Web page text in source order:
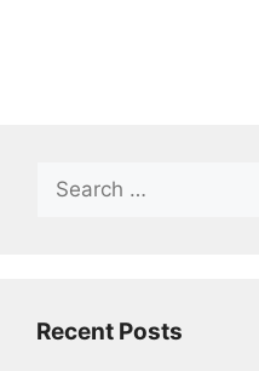
Search
for:
Recent Posts